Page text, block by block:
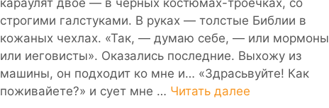
строгими галстуками. В руках — толстые Библии в
кожаных чехлах. «Так, — думаю себе, — или
или иеговисты». Оказались последние. Выхожу из
машины, он подходит ко мне и… «Здрасьвуйте! Как
поживайете?» и сует мне … Читать далее